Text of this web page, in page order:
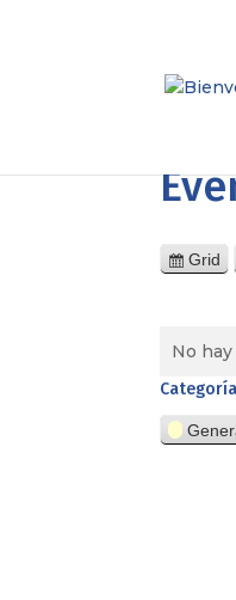
View
Grid
No